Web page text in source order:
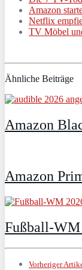
Amazon
Netflix
TV Möbel
Ähnliche Beiträge
Amazon
Amazon
Fußball-WM
Vorheriger